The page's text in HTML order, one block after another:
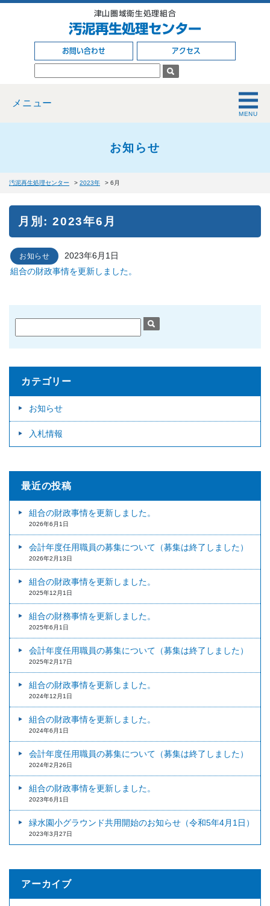
津山圏域衛生処理組合
汚泥再生処理センター
お問い合わせ アクセス
メニュー
お知らせ
汚泥再生処理センター > 2023年 > 6月
月別: 2023年6月
お知らせ
2023年6月1日
組合の財政事情を更新しました。
カテゴリー
お知らせ
入札情報
最近の投稿
組合の財政事情を更新しました。
2026年6月1日
会計年度任用職員の募集について（募集は終了しました）
2026年2月13日
組合の財政事情を更新しました。
2025年12月1日
組合の財務事情を更新しました。
2025年6月1日
会計年度任用職員の募集について（募集は終了しました）
2025年2月17日
組合の財政事情を更新しました。
2024年12月1日
組合の財政事情を更新しました。
2024年6月1日
会計年度任用職員の募集について（募集は終了しました）
2024年2月26日
組合の財政事情を更新しました。
2023年6月1日
緑水園小グラウンド共用開始のお知らせ（令和5年4月1日）
2023年3月27日
アーカイブ